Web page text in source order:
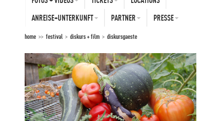
ABOUT
ANREISE+UNTERKUNFT
PARTNER PRESSE
home >> festival > diskurs + film > diskursgaeste